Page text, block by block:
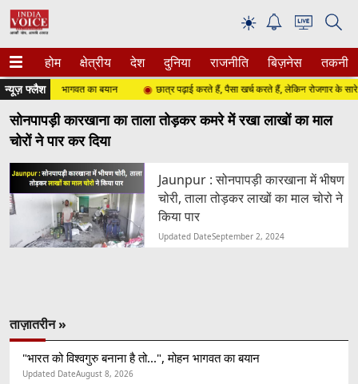
☀
होम क्षेत्रीय देश दुनिया राजनीति बिज़नेस तकनीक
न्यूज़ फ्लैश
तो...", मोहन भागवत का बयान छात्र पढ़ाई करते हैं, पैसा खर्च करते हैं, लेकिन रोजगार के सारे
सोनपापड़ी कारखाना का ताला तोड़कर कमरे में रखा लाखों का माल‌
चोरों ने पार कर दिया
Jaunpur : सोनपापड़ी कारखाना में भीषण
चोरी, ताला तोड़कर लाखों का माल चोरो ने
किया पार
Updated DateSeptember 2, 2024
ताज़ातरीन »
"भारत को विश्वगुरु बनाना है तो...", मोहन भागवत का बयान
Updated DateAugust 8, 2026